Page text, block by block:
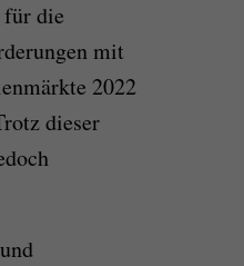
die
mit
2022
dieser